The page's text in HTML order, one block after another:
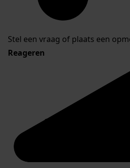
Stel een vraag of plaats een
Reageren